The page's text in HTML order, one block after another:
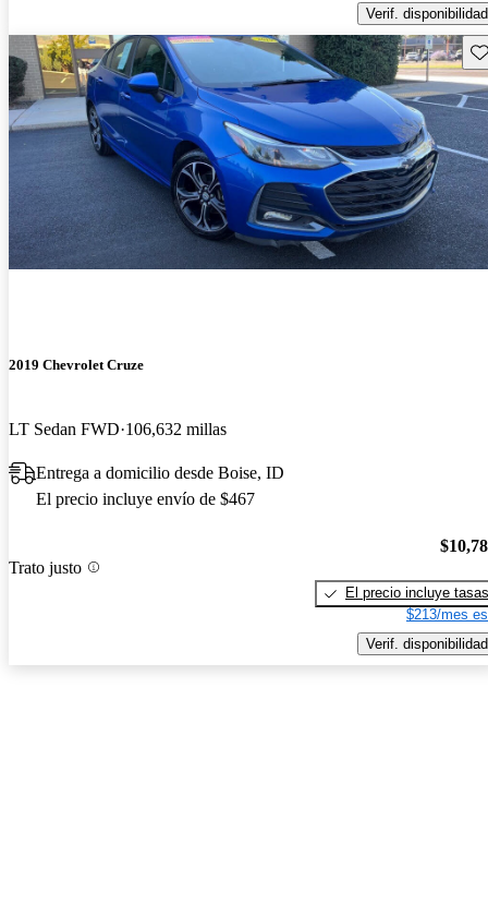
Verif. disponibilidad
2019 Chevrolet Cruze
LT Sedan FWD 106,632 millas
Entrega a domicilio desde Boise, ID
El precio incluye envío de $467
Trato justo
El precio incluye tasas
$213/mes
Verif. disponibilidad